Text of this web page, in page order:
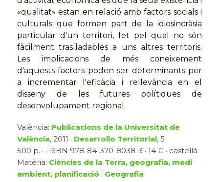
«qualitat» estan en relació amb factors socials i
culturals que formen part de la idiosincràsia
particular d'un territori, fet pel qual no són
fàcilment traslladables a uns altres territoris.
Les implicacions de més coneixement
d'aquests factors poden ser determinants per
a incrementar l'eficàcia i rellevància en el
disseny de les futures polítiques de
desenvolupament regional.
València: Publicacions de la Universitat de
València, 2011 · Desarrollo Territorial, 5
500 p. · · ISBN 978-84-370-8038-3 · 14 € · castellà
Matèria: Ciències de la Terra, geografia, medi
ambient, planificació : Geografia